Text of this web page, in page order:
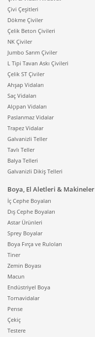
Çivi Çeşitleri
Dökme Çiviler
Çelik Beton Çivileri
NK Çiviler
Jumbo Sarım Çiviler
L Tipi Tavan Askı Çivileri
Çelik ST Çiviler
Ahşap Vidaları
Saç Vidaları
Alçıpan Vidaları
Paslanmaz Vidalar
Trapez Vidalar
Galvanizli Teller
Tavlı Teller
Balya Telleri
Galvanizli Dikiş Telleri
Boya, El Aletleri & Makineler
İç Cephe Boyaları
Dış Cephe Boyaları
Astar Ürünleri
Sprey Boyalar
Boya Fırça ve Ruloları
Tiner
Zemin Boyası
Macun
Endüstriyel Boya
Tornavidalar
Pense
Çekiç
Testere